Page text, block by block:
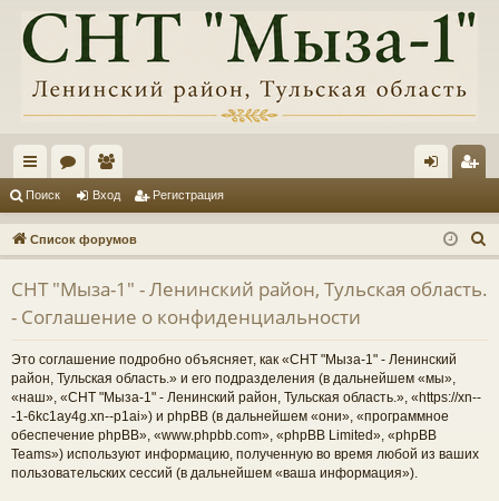
с
ы
лк
и
ум
ы
ол
ьз
ов
ат
ел
и
д ис
тр
ац
Поиск Вход Регистрация
Список форумов
о
СНТ "Мыза-1" - Ленинский район, Тульская область.
- Соглашение о конфиденциальности
Это соглашение подробно объясняет, как «СНТ "Мыза-1" - Ленинский
район, Тульская область.» и его подразделения (в дальнейшем «мы»,
«наш», «СНТ "Мыза-1" - Ленинский район, Тульская область.», «https://xn--
-1-6kc1ay4g.xn--p1ai») и phpBB (в дальнейшем «они», «программное
обеспечение phpBB», «www.phpbb.com», «phpBB Limited», «phpBB
Teams») используют информацию, полученную во время любой из ваших
пользовательских сессий (в дальнейшем «ваша информация»).